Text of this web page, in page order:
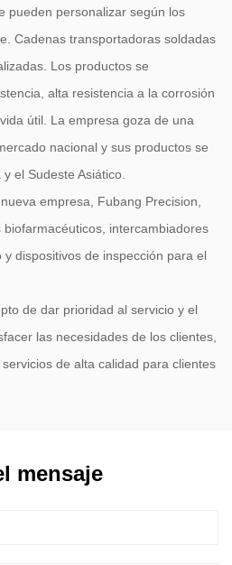
pueden personalizar según los
Cadenas transportadoras soldadas
. Los productos se
alta resistencia a la corrosión
útil. La empresa goza de una
nacional y sus productos se
el Sudeste Asiático.
empresa, Fubang Precision,
intercambiadores
dispositivos de inspección para el
de dar prioridad al servicio y el
las necesidades de los clientes,
de alta calidad para clientes
mensaje